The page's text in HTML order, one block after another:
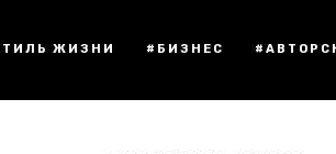
ЖИЗНИ #БИЗНЕС